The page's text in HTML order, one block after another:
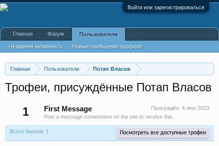
Войти или зарегистрироваться
Главная Пользователи Потап Власов
Трофеи, присуждённые Потап Власов
1
Присуждён: 4 июл 2023
First Message
Post a message somewhere on the site to receive this.
Всего баллов: 1 Посмотреть все доступные трофеи
Главная Форум Пользователи
Недавняя активность Новые сообщения профиля